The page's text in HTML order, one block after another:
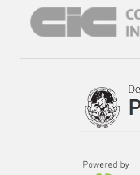
ecológicos que
competencia con
observación de
lupa, se
apotecios, como así
matrices para los